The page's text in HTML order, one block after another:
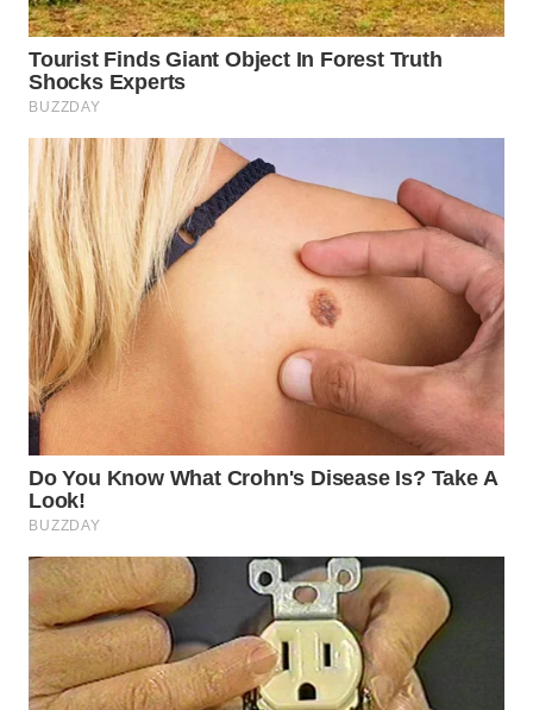
WN
BINJAI
WN
CIREBON
WN
INDRAMAYU
WN
KUNINGAN
WN
WN
SUBANG
WN
SUKABUMI
WN
PURWAKARTA